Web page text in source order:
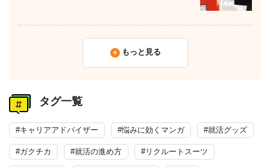
もっと見る
タグ一覧
#キャリアアドバイザー #悩みに効くマンガ #就活グッズ
#ガクチカ #就活の進め方 #リクルートスーツ